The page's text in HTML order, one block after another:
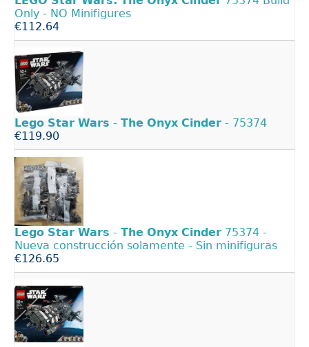
Only - NO Minifigures
€112.64
Lego Star Wars - The Onyx Cinder - 75374
€119.90
Lego Star Wars - The Onyx Cinder 75374 -
Nueva construcción solamente - Sin minifiguras
€126.65